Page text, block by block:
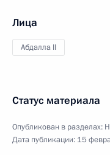
Лица
Абдалла II
Статус материала
Опубликован в разделах:
Дата публикации: 15